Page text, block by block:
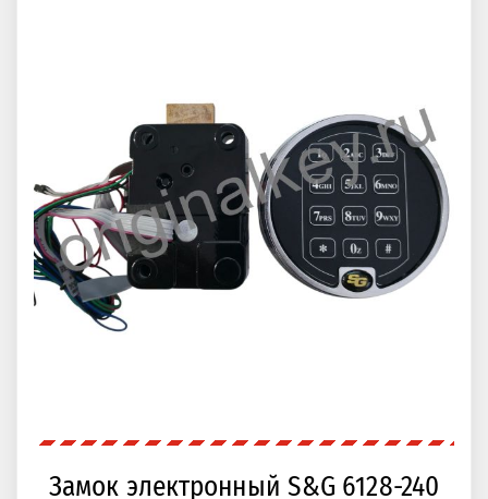
Замок электронный S&G 6128-240